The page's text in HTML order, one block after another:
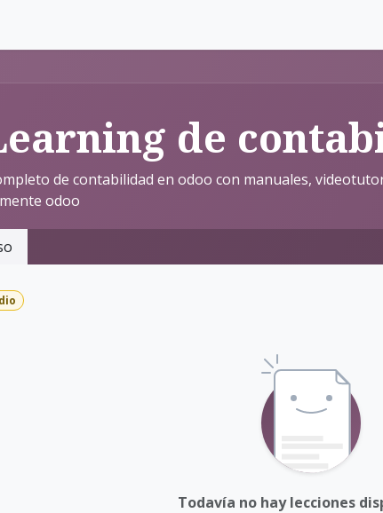
de
de contabilidad en odoo con manuales,
odoo
Todavía no hay lecciones